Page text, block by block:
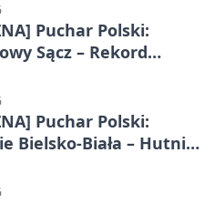
Puchar Polski:
Sącz – Rekord
Puchar Polski:
Bielsko-Biała – Hutnik